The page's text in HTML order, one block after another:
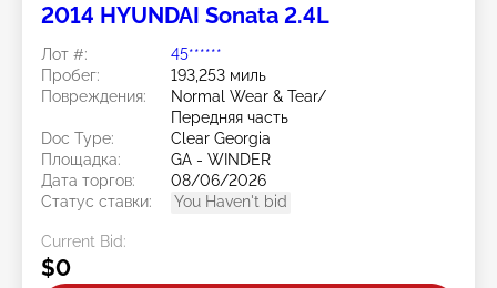
2014 HYUNDAI Sonata 2.4L
Лот #:
45******
Пробег:
193,253 миль
Повреждения:
Normal Wear & Tear/
Передняя часть
Doc Type:
Clear Georgia
Площадка:
GA - WINDER
Дата торгов:
08/06/2026
Статус ставки:
You Haven't bid
Current Bid:
$0